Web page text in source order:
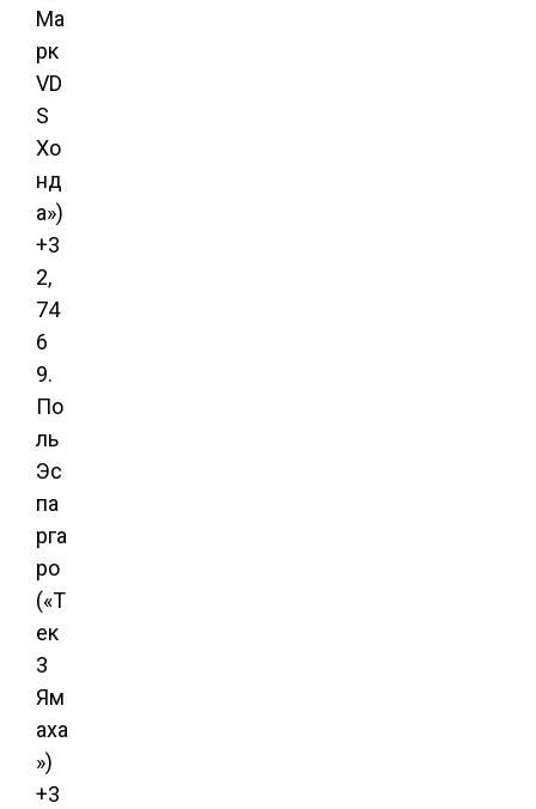
Ма
рк
VD
S
Хо
нд
а»)
+3
2,
74
6
9.
По
ль
Эс
па
рга
ро
(«Т
ек
3
Ям
аха
»)
+3